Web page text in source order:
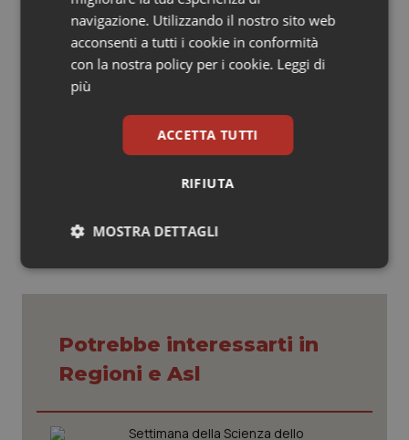
patologie che necessitano di cure ad alta intensità e di
elevata specialità”.
Elisabetta Caredda
Elisabetta Caredda
© Riproduzione riservata
Potrebbe interessarti in
Regioni e Asl
Settimana della Scienza dello
navigazione. Utilizzando il nostro sito web
acconsenti a tutti i cookie in conformità
con la nostra policy per i cookie. Leggi di
più
ACCETTA TUTTI
RIFIUTA
MOSTRA DETTAGLI
Necessari Statistici Marketing
I cookie necessari contribuiscono a rendere fruibile il